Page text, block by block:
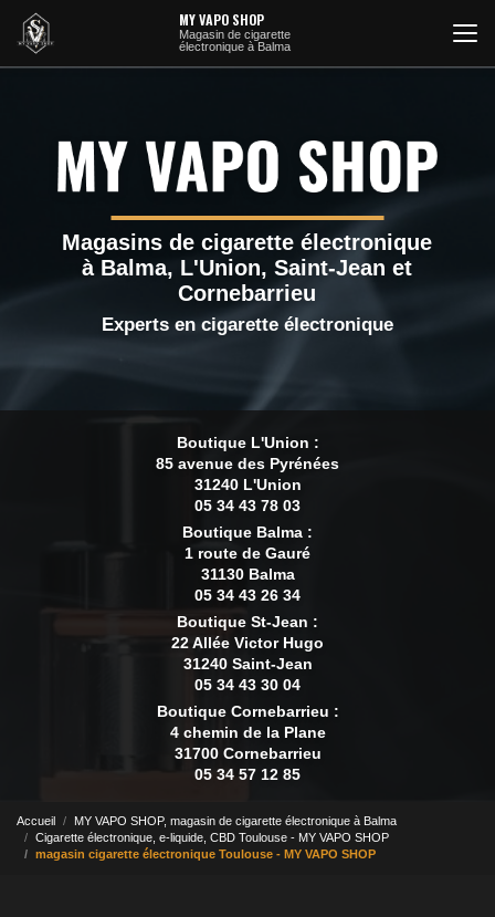
contenu
principal
MY VAPO SHOP
Magasin de cigarette
électronique à Balma
Magasins de cigarette électronique
à Balma, L'Union, Saint-Jean et
Cornebarrieu
Experts en cigarette électronique
Boutique L'Union :
85 avenue des Pyrénées
31240 L'Union
05 34 43 78 03
Boutique Balma :
1 route de Gauré
31130 Balma
05 34 43 26 34
Boutique St-Jean :
22 Allée Victor Hugo
31240 Saint-Jean
05 34 43 30 04
Boutique Cornebarrieu :
4 chemin de la Plane
31700 Cornebarrieu
05 34 57 12 85
Accueil
MY VAPO SHOP, magasin de cigarette électronique à Balma
Cigarette électronique, e-liquide, CBD Toulouse - MY VAPO SHOP
magasin cigarette électronique Toulouse - MY VAPO SHOP